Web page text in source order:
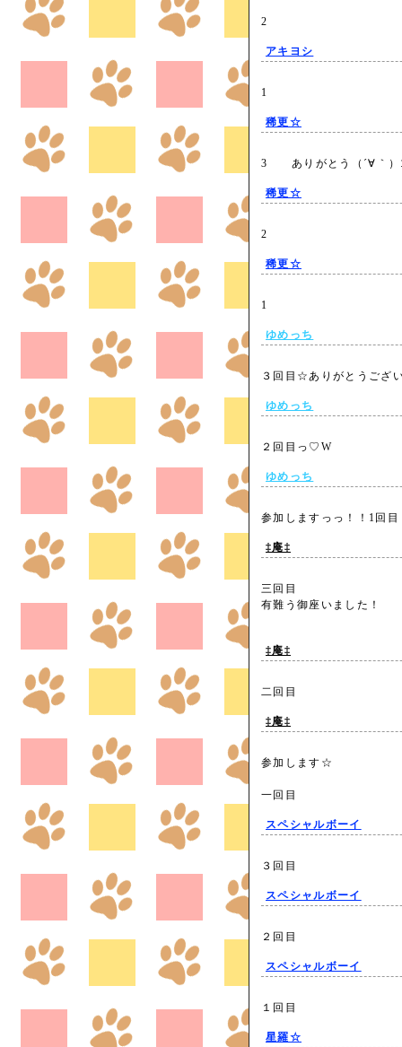
2
アキヨシ
1
稀更☆
3 ありがとう（´∀｀
稀更☆
2
稀更☆
1
ゆめっち
３回目☆ありがとうご
ゆめっち
２回目っ♡W
ゆめっち
参加しますっっ！！1回
‡庵‡
三回目
有難う御座いました！
‡庵‡
二回目
‡庵‡
参加します☆
一回目
スペシャルボーイ
３回目
スペシャルボーイ
２回目
スペシャルボーイ
１回目
星羅☆